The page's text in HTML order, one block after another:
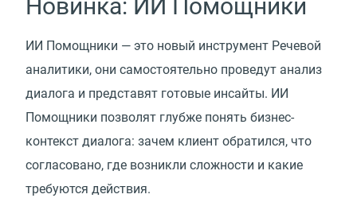
Новинка: ИИ Помощники
ИИ Помощники — это новый инструмент Речевой
аналитики, они самостоятельно проведут анализ
диалога и представят готовые инсайты. ИИ
Помощники позволят глубже понять бизнес-
контекст диалога: зачем клиент обратился, что
согласовано, где возникли сложности и какие
требуются действия.